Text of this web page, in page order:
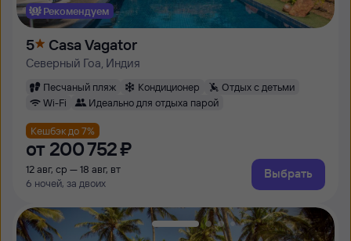
Рекомендуем
5 Casa Vagator
Северный Гоа, Индия
Песчаный пляж Кондиционер
Отдых с детьми
Wi-Fi
Идеально для отдыха парой
Кешбэк до 7%
от 200 ⁠752 ⁠₽
12 авг, ср — 18 авг, вт
6 ночей, за двоих
Выбрать